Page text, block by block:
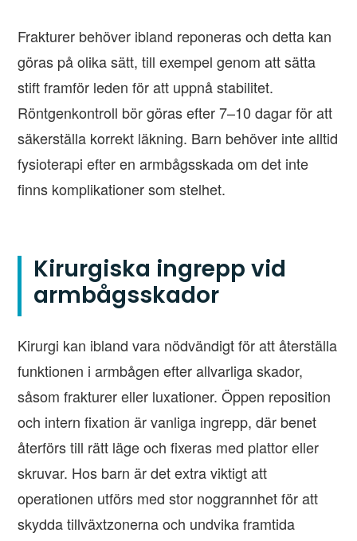
Frakturer behöver ibland reponeras och detta kan
göras på olika sätt, till exempel genom att sätta
stift framför leden för att uppnå stabilitet.
Röntgenkontroll bör göras efter 7–10 dagar för att
säkerställa korrekt läkning. Barn behöver inte alltid
fysioterapi efter en armbågsskada om det inte
finns komplikationer som stelhet.
Kirurgiska ingrepp vid
armbågsskador
Kirurgi kan ibland vara nödvändigt för att återställa
funktionen i armbågen efter allvarliga skador,
såsom frakturer eller luxationer. Öppen reposition
och intern fixation är vanliga ingrepp, där benet
återförs till rätt läge och fixeras med plattor eller
skruvar. Hos barn är det extra viktigt att
operationen utförs med stor noggrannhet för att
skydda tillväxtzonerna och undvika framtida